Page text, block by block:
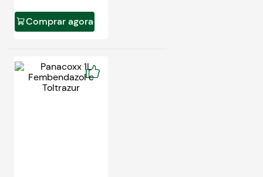
Comprar agora